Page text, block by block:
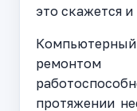
это скажется
ремонтом
протяжении